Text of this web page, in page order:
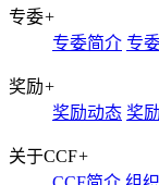
专委+
专委简介 专
奖励+
奖励动态 奖
关于CCF+